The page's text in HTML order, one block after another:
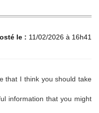
le : 11/02/2026 à 16h41
that I think you should take
information that you might